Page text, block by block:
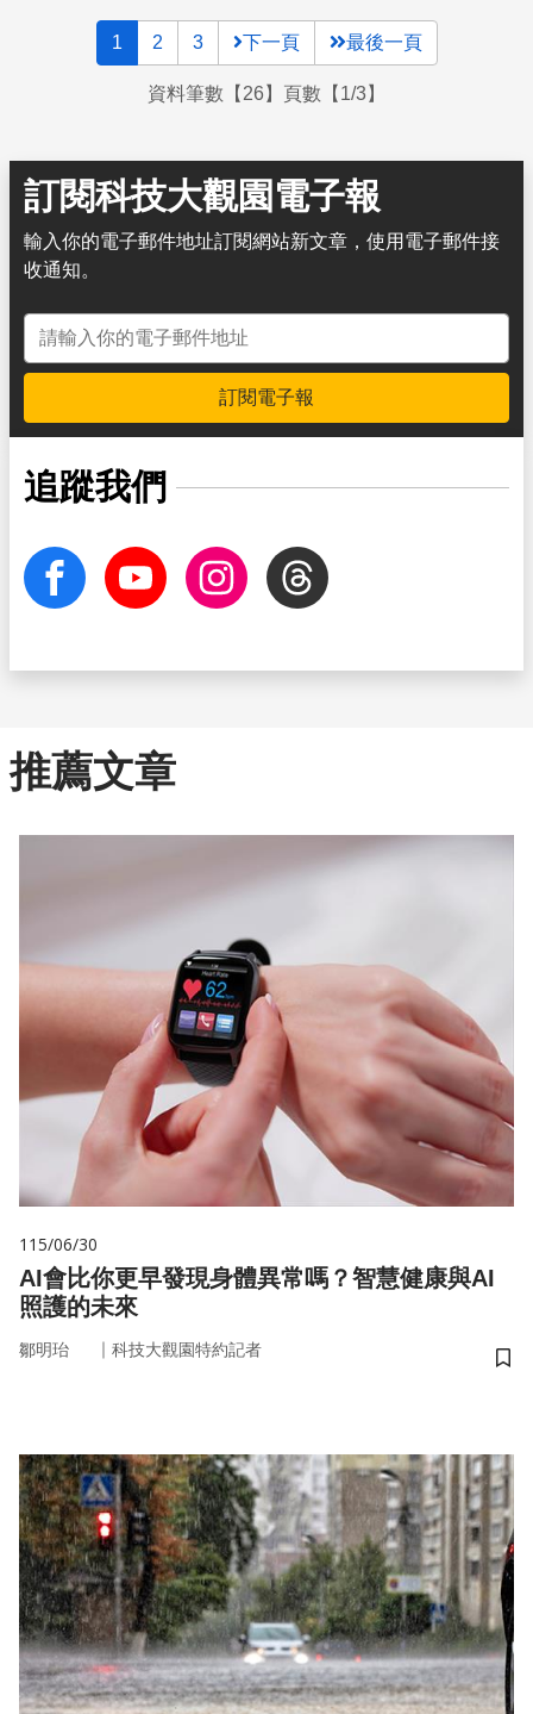
1 2 3 下一頁 最後一頁
資料筆數【26】頁數【1/3】
訂閱科技大觀園電子報
輸入你的電子郵件地址訂閱網站新文章，使用電子郵件接
收通知。
電子郵件地址
訂閱電子報
追蹤我們
facebook Youtube InstagramThreads
推薦文章
115/06/30
AI會比你更早發現身體異常嗎？智慧健康與AI
照護的未來
鄒明珆 ｜ 科技大觀園特約記者
儲